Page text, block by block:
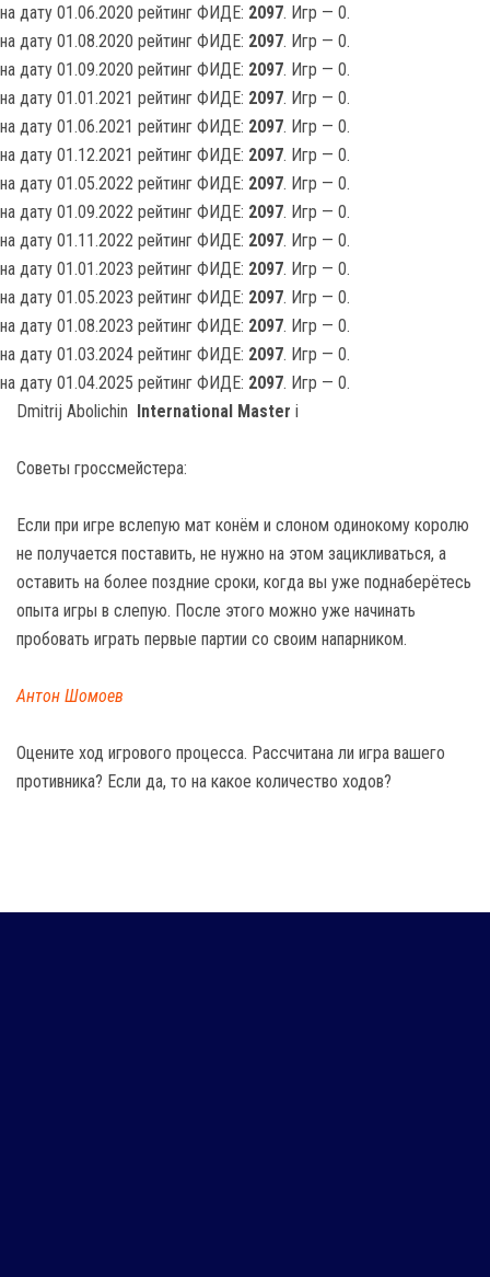
на дату 01.06.2020 рейтинг ФИДЕ: 2097. Игр — 0.
на дату 01.08.2020 рейтинг ФИДЕ: 2097. Игр — 0.
на дату 01.09.2020 рейтинг ФИДЕ: 2097. Игр — 0.
на дату 01.01.2021 рейтинг ФИДЕ: 2097. Игр — 0.
на дату 01.06.2021 рейтинг ФИДЕ: 2097. Игр — 0.
на дату 01.12.2021 рейтинг ФИДЕ: 2097. Игр — 0.
на дату 01.05.2022 рейтинг ФИДЕ: 2097. Игр — 0.
на дату 01.09.2022 рейтинг ФИДЕ: 2097. Игр — 0.
на дату 01.11.2022 рейтинг ФИДЕ: 2097. Игр — 0.
на дату 01.01.2023 рейтинг ФИДЕ: 2097. Игр — 0.
на дату 01.05.2023 рейтинг ФИДЕ: 2097. Игр — 0.
на дату 01.08.2023 рейтинг ФИДЕ: 2097. Игр — 0.
на дату 01.03.2024 рейтинг ФИДЕ: 2097. Игр — 0.
на дату 01.04.2025 рейтинг ФИДЕ: 2097. Игр — 0.
Dmitrij Abolichin International Master i
Советы гроссмейстера:
Если при игре вслепую мат конём и слоном одинокому королю
не получается поставить, не нужно на этом зацикливаться, а
оставить на более поздние сроки, когда вы уже поднаберётесь
опыта игры в слепую. После этого можно уже начинать
пробовать играть первые партии со своим напарником.
Антон Шомоев
Оцените ход игрового процесса. Рассчитана ли игра вашего
противника? Если да, то на какое количество ходов?